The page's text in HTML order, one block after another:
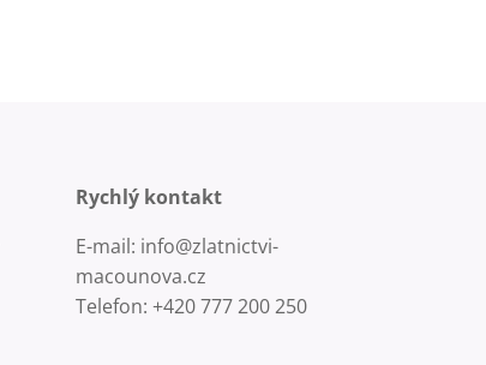
Rychlý kontakt
E-mail: info@zlatnictvi-
macounova.cz
Telefon: +420 777 200 250